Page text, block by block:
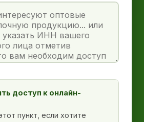
доступ к онлайн-
пункт, если хотите